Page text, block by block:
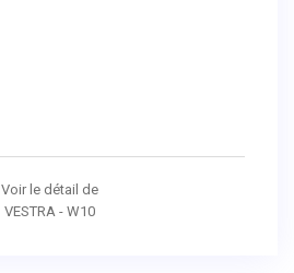
Voir le détail de
VESTRA - W10